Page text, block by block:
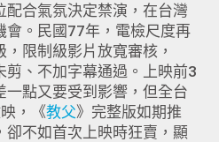
配合氣氛決定禁演，在台灣
會。民國77年，電檢尺度再
限制級影片放寬審核，
剪、不加字幕通過。上映前3
一點又要受到影響，但全台
，《教父》完整版如期推
卻不如首次上映時狂賣，顯